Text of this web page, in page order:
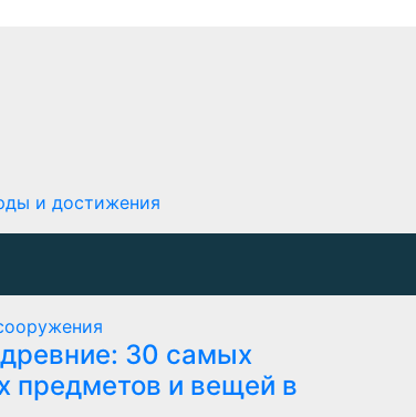
и достижения
30 самых
предметов и вещей в